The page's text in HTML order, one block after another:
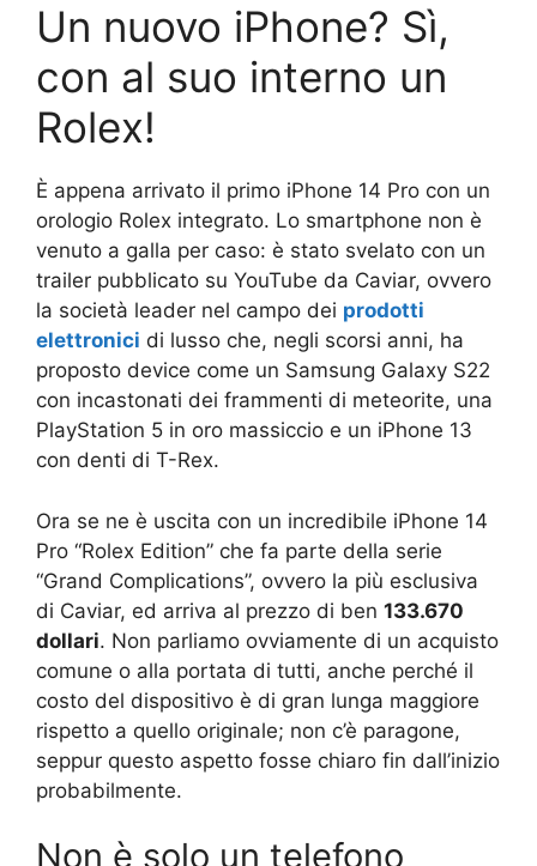
Un nuovo iPhone? Sì,
con al suo interno un
Rolex!
È appena arrivato il primo iPhone 14 Pro con un
orologio Rolex integrato. Lo smartphone non è
venuto a galla per caso: è stato svelato con un
trailer pubblicato su YouTube da Caviar, ovvero
la società leader nel campo dei prodotti
elettronici di lusso che, negli scorsi anni, ha
proposto device come un Samsung Galaxy S22
con incastonati dei frammenti di meteorite, una
PlayStation 5 in oro massiccio e un iPhone 13
con denti di T-Rex.
Ora se ne è uscita con un incredibile iPhone 14
Pro “Rolex Edition” che fa parte della serie
“Grand Complications”, ovvero la più esclusiva
di Caviar, ed arriva al prezzo di ben 133.670
dollari. Non parliamo ovviamente di un acquisto
comune o alla portata di tutti, anche perché il
costo del dispositivo è di gran lunga maggiore
rispetto a quello originale; non c’è paragone,
seppur questo aspetto fosse chiaro fin dall’inizio
probabilmente.
Non è solo un telefono